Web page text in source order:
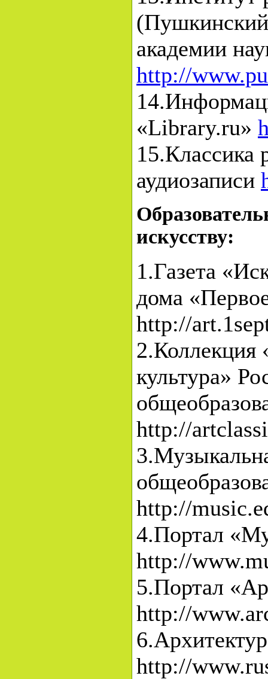
академии
http://
«Library.ru»
15.Классика
аудиозаписи
искусству:
1.Газета
дома
http://
2.Коллекция
культура»
http://
http://
4.Портал
http://
5.Портал
http://
http://